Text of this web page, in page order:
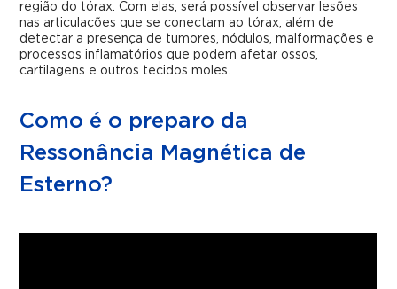
região do tórax. Com elas, será possível observar lesões
nas articulações que se conectam ao tórax, além de
detectar a presença de tumores, nódulos, malformações e
processos inflamatórios que podem afetar ossos,
cartilagens e outros tecidos moles.
Como é o preparo da
Ressonância Magnética de
Esterno?